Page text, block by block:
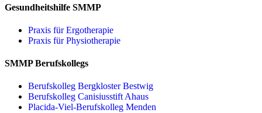
Gesundheitshilfe SMMP
Praxis für Ergo­therapie
Praxis für Physio­therapie
SMMP Berufskollegs
Berufskolleg Bergkloster Bestwig
Berufskolleg Canisiusstift Ahaus
Placida-Viel-Berufskolleg Menden